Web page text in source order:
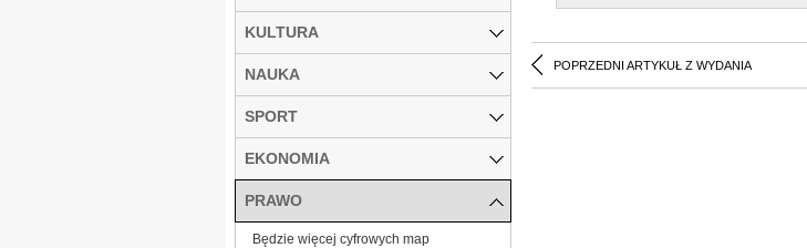
POPRZEDNI ARTYKUŁ Z WYDANIA
KULTURA
NAUKA
SPORT
EKONOMIA
PRAWO
Będzie więcej cyfrowych map